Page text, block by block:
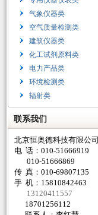
气象仪器类
空气质量检测类
建筑仪器类
化工试剂原料类
电力产品类
环境检测类
辐射类
联系我们
北京恒奥德科技有限公司
电 话：010-51666919
010-51666869
传 真：010-69807135
手 机：15810842463
13120411557
18701256112